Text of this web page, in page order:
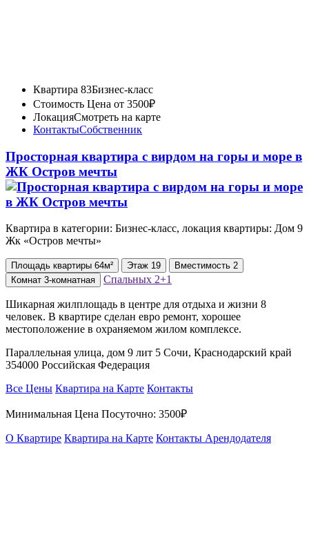
Квартира 83Бизнес-класс
Стоимость Цена от 3500₽
ЛокацияСмотреть на карте
КонтактыСобственник
Просторная квартира с вирдом на горы и море в
ЖК Остров мечты
Квартира в категории: Бизнес-класс, локация квартиры: Дом 9
Жк «Остров мечты»
Площадь квартиры 64м² Этаж 19 Вместимость 2
Комнат 3-комнатная Спальных 2+1
Шикарная жилплощадь в центре для отдыха и жизни 8
человек. В квартире сделан евро ремонт, хорошее
местоположение в охраняемом жилом комплексе.
Параллельная улица, дом 9 лит 5 Сочи, Краснодарский край
354000 Российская Федерация
Все Цены Квартира на Карте Контакты
Минимальная Цена Посуточно: 3500₽
О Квартире Квартира на Карте Контакты Арендодателя